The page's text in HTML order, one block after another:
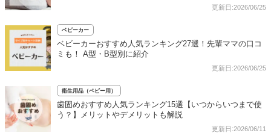
更新日:2026/06/25
ベビーカー
ベビーカーおすすめ人気ランキング27選！先輩ママの口コ
ミも！ A型・B型別に紹介
更新日:2026/06/25
衛生用品（ベビー用）
歯固めおすすめ人気ランキング15選【いつからいつまで使
う？】メリットやデメリットも解説
更新日:2026/06/11